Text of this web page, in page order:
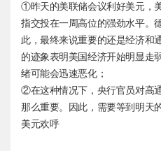
①昨天的美联储会议利好美元，
指交投在一周高位的强劲水平。
此，最终来说重要的还是经济和
的迹象表明美国经济开始明显走
绪可能会迅速恶化；
②在这种情况下，央行官员对高
那么重要。因此，需要等到明天
美元欢呼